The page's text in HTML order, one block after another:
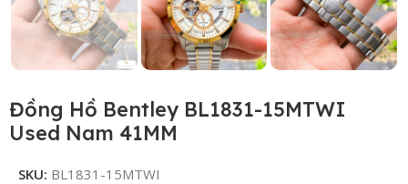
Đồng Hồ Bentley BL1831-15MTWI
Used Nam 41MM
SKU: BL1831-15MTWI